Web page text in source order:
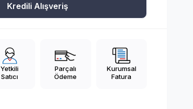
Kredili Alışveriş
Yetkili
Satıcı
Parçalı
Ödeme
Kurumsal
Fatura